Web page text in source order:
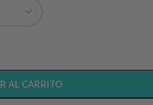
AL CARRITO